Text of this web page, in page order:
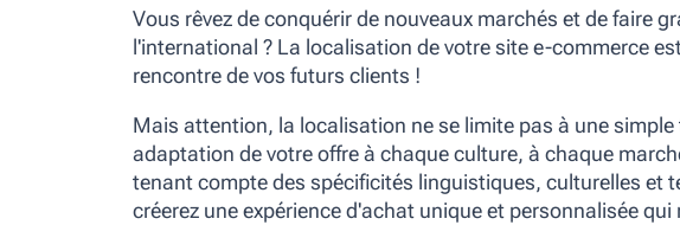
Vous rêvez de conquérir de nouveaux marchés et de faire
l'international ? La localisation de votre site e-commerce
rencontre de vos futurs clients !
Mais attention, la localisation ne se limite pas à une
adaptation de votre offre à chaque culture, à chaque
tenant compte des spécificités linguistiques, culturelles et
créerez une expérience d'achat unique et personnalisée